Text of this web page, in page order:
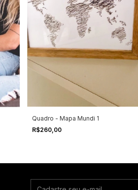
Quadro - Mapa Mundi 1
R$260,00